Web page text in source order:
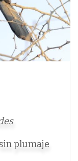
plumaje